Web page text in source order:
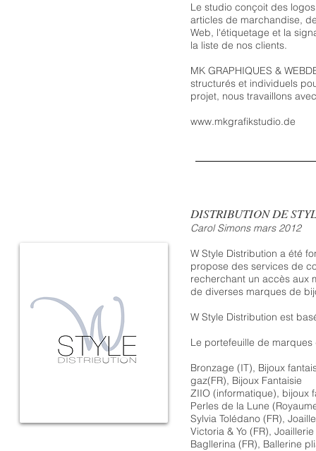
Le studio conçoit des
articles de marchandise,
Web, l'étiquetage et la
la liste de nos clients.
MK GRAPHIQUES &
structurés et individuels
projet, nous travaillons
www.mkgrafikstudio.de
DISTRIBUTION DE
Carol Simons mars 2012
W Style Distribution a été
propose des services de
recherchant un accès aux
de diverses marques de
W Style Distribution est
Le portefeuille de
Bronzage (IT), Bijoux
gaz(FR), Bijoux Fantaisie
ZIIO (informatique), bijoux
Perles de la Lune
Sylvia Tolédano (FR),
Victoria & Yo (FR),
Bagllerina (FR), Ballerine